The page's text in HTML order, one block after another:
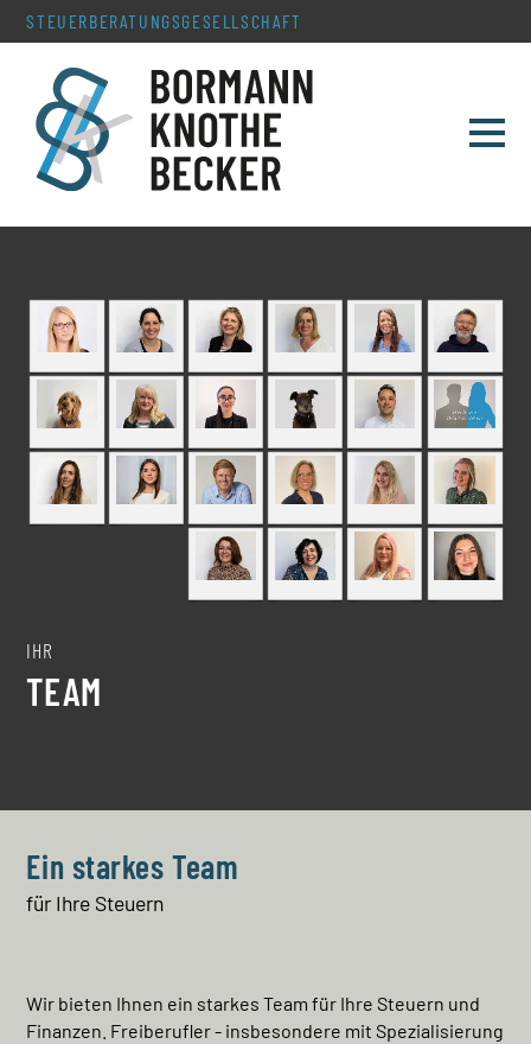
STEUERBERATUNGS­GESELLSCHAFT
SERVICE & AKTUELLES
KONTAKT
IHR
TEAM
Ein starkes Team
für Ihre Steuern
Wir bieten Ihnen ein starkes Team für Ihre Steuern und
Finanzen. Freiberufler - insbesondere mit Spezialisierung